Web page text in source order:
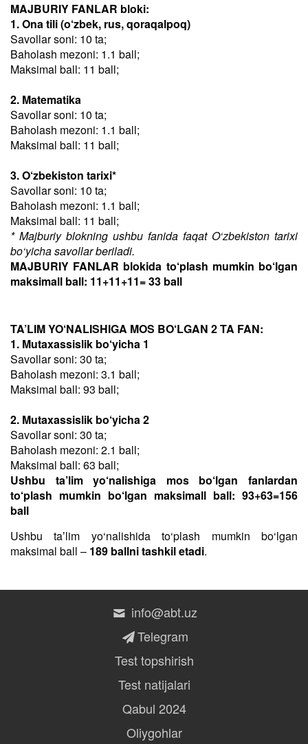
MAJBURIY FANLAR bloki:
1. Ona tili (o‘zbek, rus, qoraqalpoq)
Savollar soni: 10 ta;
Baholash mezoni: 1.1 ball;
Maksimal ball: 11 ball;
2. Matematika
Savollar soni: 10 ta;
Baholash mezoni: 1.1 ball;
Maksimal ball: 11 ball;
3. O‘zbekiston tarixi*
Savollar soni: 10 ta;
Baholash mezoni: 1.1 ball;
Maksimal ball: 11 ball;
* Majburiy blokning ushbu fanida faqat O‘zbekiston tarixi
bo‘yicha savollar beriladi.
MAJBURIY FANLAR blokida to‘plash mumkin bo‘lgan
maksimall ball: 11+11+11= 33 ball
TA’LIM YO‘NALISHIGA MOS BO‘LGAN 2 TA FAN:
1. Mutaxassislik bo‘yicha 1
Savollar soni: 30 ta;
Baholash mezoni: 3.1 ball;
Maksimal ball: 93 ball;
2. Mutaxassislik bo‘yicha 2
Savollar soni: 30 ta;
Baholash mezoni: 2.1 ball;
Maksimal ball: 63 ball;
Ushbu ta’lim yo‘nalishiga mos bo‘lgan fanlardan
to‘plash mumkin bo‘lgan maksimall ball: 93+63=156
ball
Ushbu taʼlim yo‘nalishida to‘plash mumkin bo‘lgan
maksimal ball – 189 ballni tashkil etadi.
info@abt.uz
Telegram
Test topshirish
Test natijalari
Qabul 2024
Oliygohlar